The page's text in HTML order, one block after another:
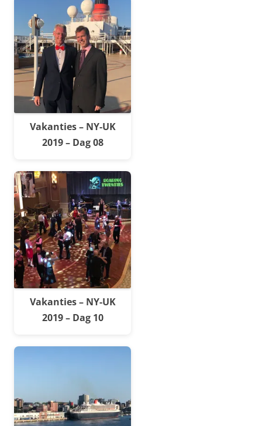
Vakanties – NY-UK
2019 – Dag 08
Vakanties – NY-UK
2019 – Dag 10